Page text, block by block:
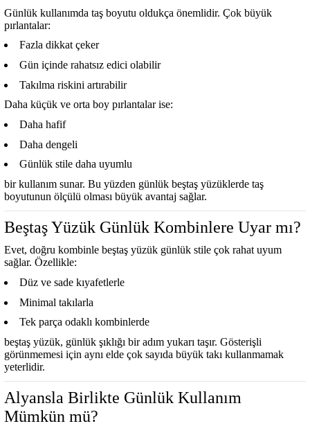
Günlük kullanımda taş boyutu oldukça önemlidir. Çok büyük
pırlantalar:
Fazla dikkat çeker
Gün içinde rahatsız edici olabilir
Takılma riskini artırabilir
Daha küçük ve orta boy pırlantalar ise:
Daha hafif
Daha dengeli
Günlük stile daha uyumlu
bir kullanım sunar. Bu yüzden günlük beştaş yüzüklerde taş
boyutunun ölçülü olması büyük avantaj sağlar.
Beştaş Yüzük Günlük Kombinlere Uyar mı?
Evet, doğru kombinle beştaş yüzük günlük stile çok rahat uyum
sağlar. Özellikle:
Düz ve sade kıyafetlerle
Minimal takılarla
Tek parça odaklı kombinlerde
beştaş yüzük, günlük şıklığı bir adım yukarı taşır. Gösterişli
görünmemesi için aynı elde çok sayıda büyük takı kullanmamak
yeterlidir.
Alyansla Birlikte Günlük Kullanım
Mümkün mü?